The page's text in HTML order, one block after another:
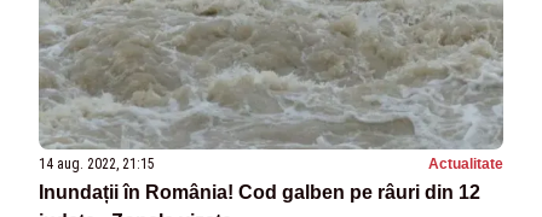
14 aug. 2022, 21:15 Actualitate
Inundații în România! Cod galben pe râuri din 12